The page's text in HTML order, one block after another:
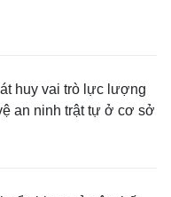
huy vai trò lực lượng
an ninh trật tự ở cơ sở